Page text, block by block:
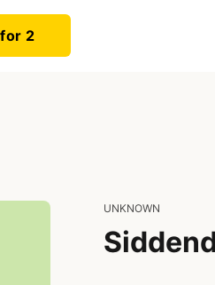
2
UNKNOWN